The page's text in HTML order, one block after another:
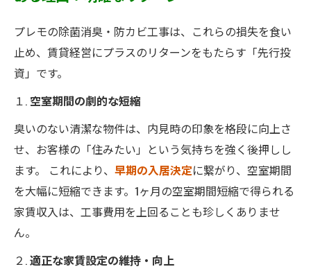
プレモの除菌消臭・防カビ工事は、これらの損失を食い
止め、賃貸経営にプラスのリターンをもたらす「先行投
資」です。
１. 空室期間の劇的な短縮
臭いのない清潔な物件は、内見時の印象を格段に向上さ
せ、お客様の「住みたい」という気持ちを強く後押しし
ます。 これにより、 早期の入居決定に繋がり、空室期間
を大幅に短縮できます。1ヶ月の空室期間短縮で得られる
家賃収入は、工事費用を上回ることも珍しくありませ
ん。
２.適正な家賃設定の維持・向上